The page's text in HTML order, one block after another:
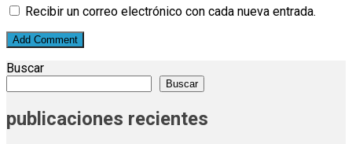
Recibir un correo electrónico con cada nueva entrada.
Buscar
Buscar
publicaciones recientes